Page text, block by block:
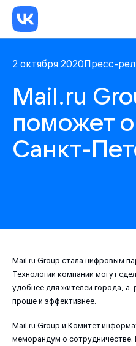
2 октября 2020 Пресс-
Mail.ru
поможет
Санкт-
Mail.ru Group стала цифровым
Технологии компании могут
удобнее для жителей города, а
проще и эффективнее.
Mail.ru Group и Комитет
меморандум о сотрудничестве.